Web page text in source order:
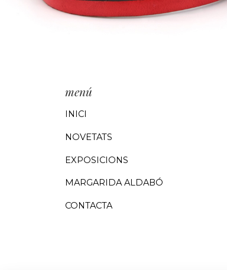
menú
INICI
NOVETATS
EXPOSICIONS
MARGARIDA ALDABÓ
CONTACTA